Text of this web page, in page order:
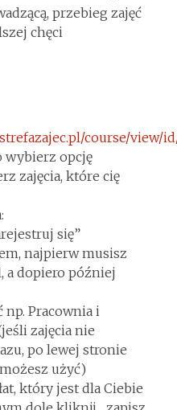
przebieg zajęć
chęci
course/view/
wybierz opcję
zajęcia, które cię
się”
najpierw musisz
a dopiero później
np. Pracownia i
zajęcia nie
po lewej stronie
użyć)
który jest dla Ciebie